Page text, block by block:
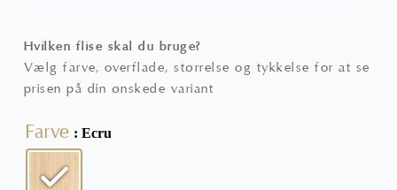
Hvilken flise skal du bruge?
Vælg farve, overflade, størrelse og tykkelse for at se
prisen på din ønskede variant
Farve : Ecru